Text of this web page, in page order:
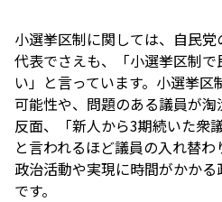
小選挙区制に関しては、自民
代表でさえも、「小選挙区制
い」と言っています。小選挙
可能性や、問題のある議員が
反面、「新人から3期続いた衆
と言われるほど議員の入れ替
政治活動や実現に時間がかか
です。